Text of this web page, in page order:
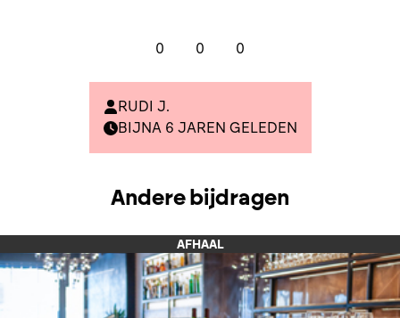
0 0 0
RUDI J.
BIJNA 6 JAREN GELEDEN
Andere bijdragen
AFHAAL